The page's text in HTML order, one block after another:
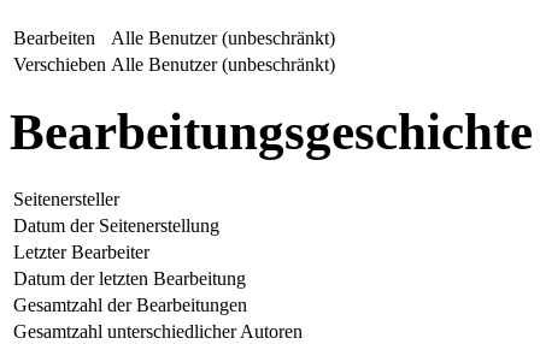
Bearbeiten
Alle Benutzer (unbeschränkt)
Verschieben Alle Benutzer (unbeschränkt)
Bearbeitungsgeschichte
Seitenersteller
Datum der Seitenerstellung
Letzter Bearbeiter
Datum der letzten Bearbeitung
Gesamtzahl der Bearbeitungen
Gesamtzahl unterschiedlicher Autoren